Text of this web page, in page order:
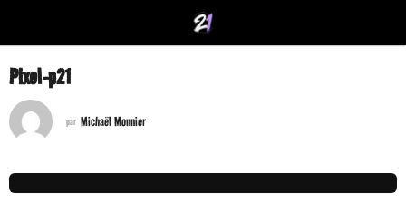
Pixel-p21
par Michaël Monnier